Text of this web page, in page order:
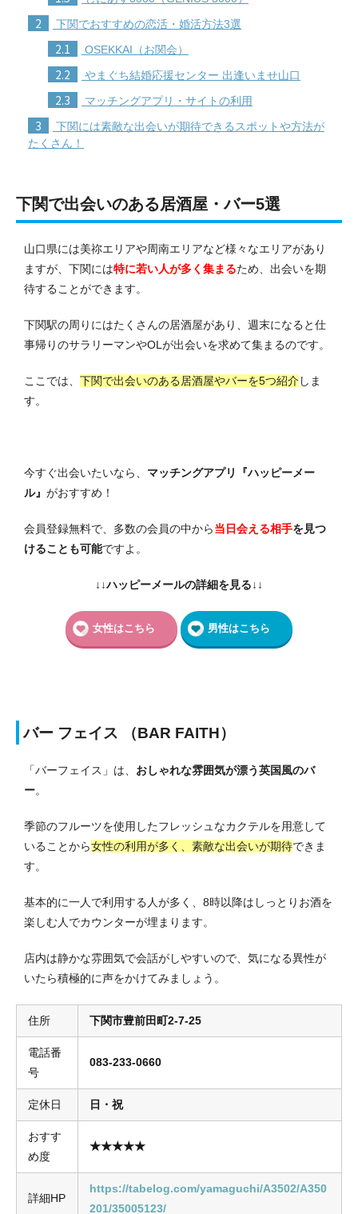
2 下関でおすすめの恋活・婚活方法3選
2.1 OSEKKAI（お関会）
2.2 やまぐち結婚応援センター 出逢いませ山口
2.3 マッチングアプリ・サイトの利用
3
下関には素敵な出会いが期待できるスポットや方法が
たくさん！
下関で出会いのある居酒屋・バー5選
山口県には美祢エリアや周南エリアなど様々なエリアがあり
ますが、下関には特に若い人が多く集まるため、出会いを期
待することができます。
下関駅の周りにはたくさんの居酒屋があり、週末になると仕
事帰りのサラリーマンやOLが出会いを求めて集まるのです。
ここでは、 下関で出会いのある居酒屋やバーを5つ紹介 しま
す。
今すぐ出会いたいなら、 マッチングアプリ『ハッピーメー
ル』 がおすすめ！
会員登録無料で、多数の会員の中から当日会える相手を見つ
けることも可能ですよ。
↓↓ハッピーメールの詳細を見る↓↓
女性はこちら 男性はこちら
バー フェイス （BAR FAITH）
「バーフェイス」は、 おしゃれな雰囲気が漂う英国風のバ
ー。
季節のフルーツを使用したフレッシュなカクテルを用意して
いることから女性の利用が多く、素敵な出会いが期待できま
す。
基本的に一人で利用する人が多く、8時以降はしっとりお酒を
楽しむ人でカウンターが埋まります。
店内は静かな雰囲気で会話がしやすいので、気になる異性が
いたら積極的に声をかけてみましょう。
住所 下関市豊前田町2-7-25
電話番
号
083-233-0660
定休日 日・祝
おすす
め度
★★★★★
詳細HP
https://tabelog.com/yamaguchi/A3502/A350
201/35005123/